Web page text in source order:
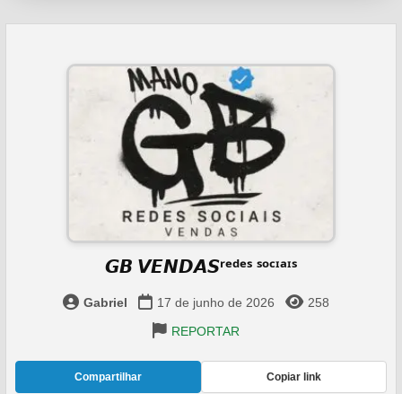
𝙂𝘽 𝙑𝙀𝙉𝘿𝘼𝙎ʳᵉᵈᵉˢ ˢᵒᶜᶦᵃᶦˢ
Gabriel 17 de junho de 2026
258
REPORTAR
Compartilhar Copiar link